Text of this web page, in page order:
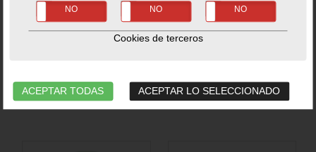
NO NO NO
Cookies de terceros
ACEPTAR TODAS ACEPTAR LO SELECCIONADO